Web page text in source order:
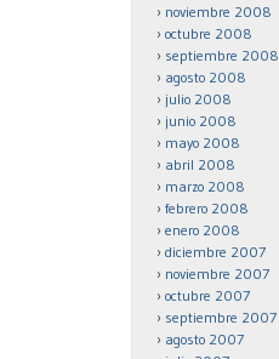
noviembre 2008
octubre 2008
septiembre 2008
agosto 2008
julio 2008
junio 2008
mayo 2008
abril 2008
marzo 2008
febrero 2008
enero 2008
diciembre 2007
noviembre 2007
octubre 2007
septiembre 2007
agosto 2007